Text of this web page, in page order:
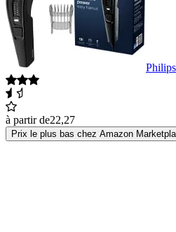
à partir de22,27
Prix le plus bas chez Amazon